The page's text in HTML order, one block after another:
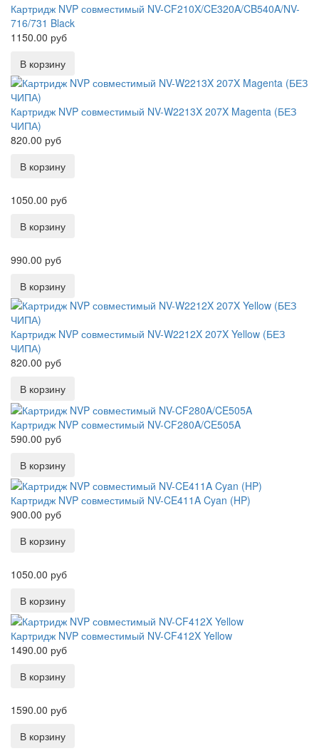
Картридж NVP совместимый NV-CF210X/CE320A/CB540A/NV-
716/731 Black
1150.00 руб
Картридж NVP совместимый NV-W2213X 207X Magenta (БЕЗ
ЧИПА)
820.00 руб
1050.00 руб
990.00 руб
Картридж NVP совместимый NV-W2212X 207X Yellow (БЕЗ
ЧИПА)
820.00 руб
Картридж NVP совместимый NV-CF280A/CE505A
590.00 руб
Картридж NVP совместимый NV-CE411A Cyan (HP)
900.00 руб
1050.00 руб
Картридж NVP совместимый NV-CF412X Yellow
1490.00 руб
1590.00 руб